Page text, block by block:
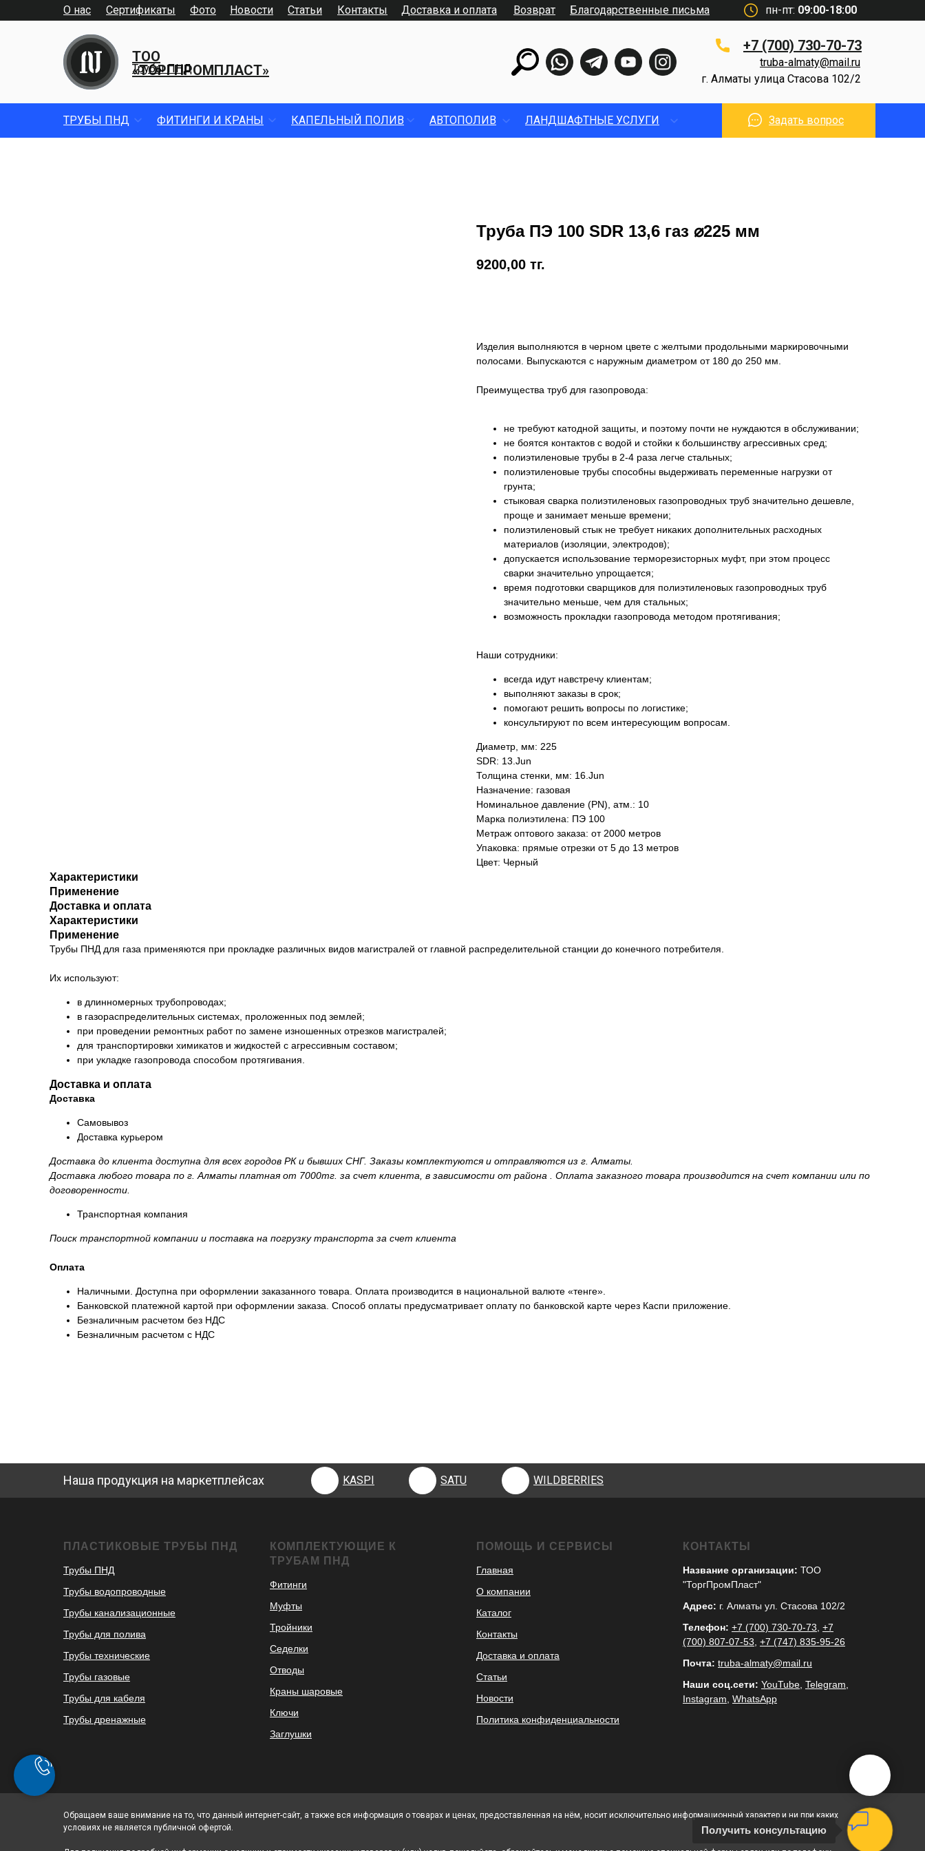
О нас Доставка и оплата
Контакты
Фото
Сертификаты Новости Статьи пн-пт: 09:00-18:00
ТОО
«ТОРГПРОМПЛАСТ»
Трубы ПНД
+7 (700) 730-70-73
г. Алматы улица Стасова 102/2
truba-almaty@mail.ru
Возврат Благодарственные письма
ТРУБЫ ПНД ФИТИНГИ И КРАНЫ КАПЕЛЬНЫЙ ПОЛИВ АВТОПОЛИВ ЛАНДШАФТНЫЕ УСЛУГИ Задать вопрос
Получить консультацию
Труба ПЭ 100 SDR 13,6 газ ⌀225 мм
9200,00 тг.
Изделия выполняются в черном цвете с желтыми продольными маркировочными
полосами. Выпускаются с наружным диаметром от 180 до 250 мм.
Преимущества труб для газопровода:
не требуют катодной защиты, и поэтому почти не нуждаются в обслуживании;
не боятся контактов с водой и стойки к большинству агрессивных сред;
полиэтиленовые трубы в 2-4 раза легче стальных;
полиэтиленовые трубы способны выдерживать переменные нагрузки от
грунта;
стыковая сварка полиэтиленовых газопроводных труб значительно дешевле,
проще и занимает меньше времени;
полиэтиленовый стык не требует никаких дополнительных расходных
материалов (изоляции, электродов);
допускается использование терморезисторных муфт, при этом процесс
сварки значительно упрощается;
время подготовки сварщиков для полиэтиленовых газопроводных труб
значительно меньше, чем для стальных;
возможность прокладки газопровода методом протягивания;
Наши сотрудники:
всегда идут навстречу клиентам;
выполняют заказы в срок;
помогают решить вопросы по логистике;
консультируют по всем интересующим вопросам.
Диаметр, мм: 225
SDR: 13.Jun
Толщина стенки, мм: 16.Jun
Назначение: газовая
Номинальное давление (PN), атм.: 10
Марка полиэтилена: ПЭ 100
Метраж оптового заказа: от 2000 метров
Упаковка: прямые отрезки от 5 до 13 метров
Цвет: Черный
Характеристики
Применение
Доставка и оплата
Характеристики
Применение
Трубы ПНД для газа применяются при прокладке различных видов магистралей от главной распределительной станции до конечного потребителя.
Их используют:
в длинномерных трубопроводах;
в газораспределительных системах, проложенных под землей;
при проведении ремонтных работ по замене изношенных отрезков магистралей;
для транспортировки химикатов и жидкостей с агрессивным составом;
при укладке газопровода способом протягивания.
Доставка и оплата
Доставка
Самовывоз
Доставка курьером
Доставка до клиента доступна для всех городов РК и бывших СНГ. Заказы комплектуются и отправляются из г. Алматы.
Доставка любого товара по г. Алматы платная от 7000тг. за счет клиента, в зависимости от района . Оплата заказного товара производится на счет компании или по
договоренности.
Транспортная компания
Поиск транспортной компании и поставка на погрузку транспорта за счет клиента
Оплата
Наличными. Доступна при оформлении заказанного товара. Оплата производится в национальной валюте «тенге».
Банковской платежной картой при оформлении заказа. Способ оплаты предусматривает оплату по банковской карте через Каспи приложение.
Безналичным расчетом без НДС
Безналичным расчетом с НДС
Наша продукция на маркетплейсах KASPI SATU WILDBERRIES
ПЛАСТИКОВЫЕ ТРУБЫ ПНД
Трубы ПНД
Трубы водопроводные
Трубы канализационные
Трубы для полива
Трубы технические
Трубы газовые
Трубы для кабеля
Трубы дренажные
КОМПЛЕКТУЮЩИЕ К
ТРУБАМ ПНД
Фитинги
Муфты
Тройники
Седелки
Отводы
Краны шаровые
Ключи
Заглушки
ПОМОЩЬ И СЕРВИСЫ
Главная
О компании
Каталог
Контакты
Доставка и оплата
Статьи
Новости
Политика конфиденциальности
КОНТАКТЫ
Название организации: ТОО
"ТоргПромПласт"
Адрес: г. Алматы ул. Стасова 102/2
Телефон: +7 (700) 730-70-73, +7
(700) 807-07-53, +7 (747) 835-95-26
Почта: truba-almaty@mail.ru
Наши соц.сети: YouTube, Telegram,
Instagram, WhatsApp
Обращаем ваше внимание на то, что данный интернет-сайт, а также вся информация о товарах и ценах, предоставленная на нём, носит исключительно информационный характер и ни при каких
условиях не является публичной офертой.